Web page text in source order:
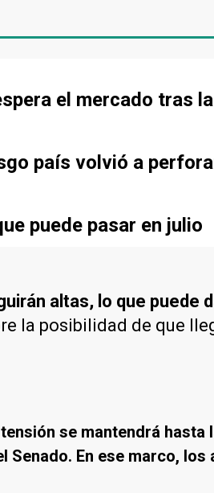
el mercado tras
país volvió a
puede pasar en julio
altas, lo que
la posibilidad de que
se mantendrá hasta
Senado. En ese marco,